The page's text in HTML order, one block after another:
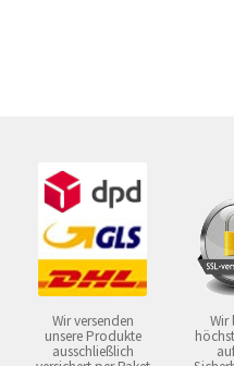
Wir versenden
unsere Produkte
ausschließlich
Wir